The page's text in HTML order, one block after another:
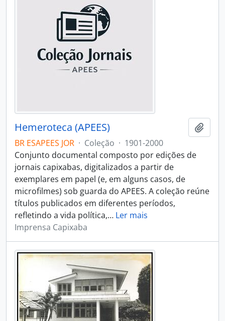
Hemeroteca (APEES)
BR ESAPEES JOR · Coleção · 1901-2000
Conjunto documental composto por edições de
jornais capixabas, digitalizados a partir de
exemplares em papel (e, em alguns casos, de
microfilmes) sob guarda do APEES. A coleção reúne
títulos publicados em diferentes períodos,
refletindo a vida política,… Ler mais
Imprensa Capixaba